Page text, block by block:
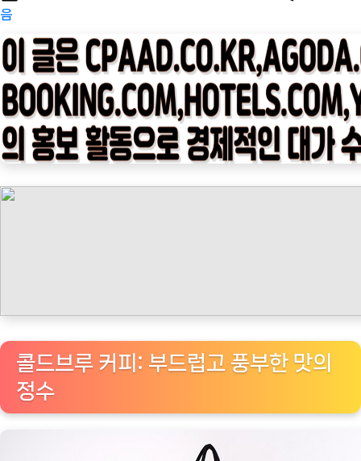
타
임
나
우
ㅣ
인
콜
드
루
음
콜드브루 커피: 부드럽고 풍부한 맛의
정수